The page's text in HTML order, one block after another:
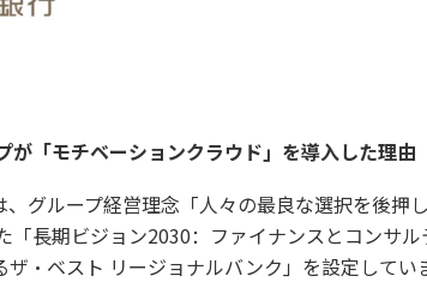
「モチベーションクラウド」を導入した理由
グループ経営理念「人々の最良な選択を後押
「長期ビジョン2030：ファイナンスとコンサ
・ベスト リージョナルバンク」を設定してい